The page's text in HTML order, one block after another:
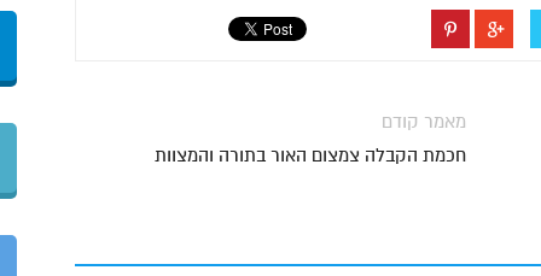
מאמר קודם
חכמת הקבלה צמצום האור בתורה והמצוות